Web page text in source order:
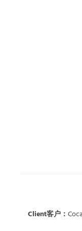
Client客户：